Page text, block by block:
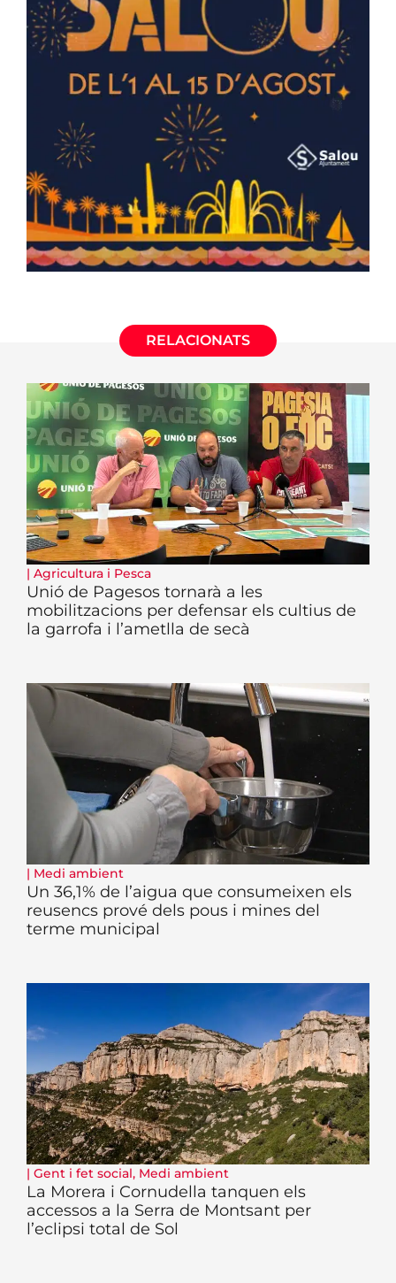
RELACIONATS
| Agricultura i Pesca
Unió de Pagesos tornarà a les
mobilitzacions per defensar els cultius de
la garrofa i l’ametlla de secà
| Medi ambient
Un 36,1% de l’aigua que consumeixen els
reusencs prové dels pous i mines del
terme municipal
| Gent i fet social, Medi ambient
La Morera i Cornudella tanquen els
accessos a la Serra de Montsant per
l’eclipsi total de Sol